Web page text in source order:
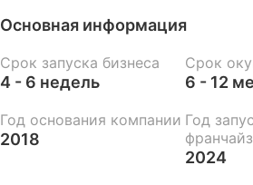
Основная информация
Срок запуска бизнеса
4 - 6 недель
Срок
6 - 12
Год основания компании
2018
Год
2024